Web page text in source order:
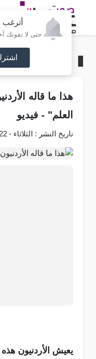
أترغب
حتى لا تفوتك
هذا ما قاله
العلم" - فيديو
تاريخ النشر : الثلاثاء - 22-10-2024 - 2:34 PM
يعيش الأردنيون